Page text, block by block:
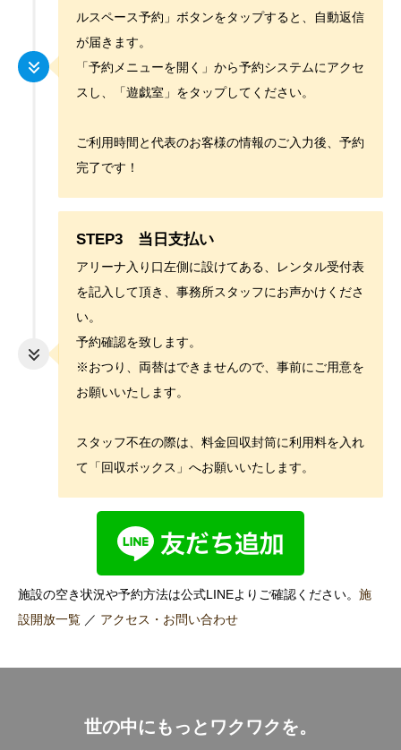
ルスペース予約」ボタンをタップすると、自動返信
が届きます。
「予約メニューを開く」から予約システムにアクセ
スし、「遊戯室」をタップしてください。
ご利用時間と代表のお客様の情報のご入力後、予約
完了です！
STEP3 当日支払い
アリーナ入り口左側に設けてある、レンタル受付表
を記入して頂き、事務所スタッフにお声かけくださ
い。
予約確認を致します。
※おつり、両替はできませんので、事前にご用意を
お願いいたします。
スタッフ不在の際は、料金回収封筒に利用料を入れ
て「回収ボックス」へお願いいたします。
施設の空き状況や予約方法は公式LINEよりご確認ください。 施
設開放一覧 ／ アクセス・お問い合わせ
世の中にもっとワクワクを。